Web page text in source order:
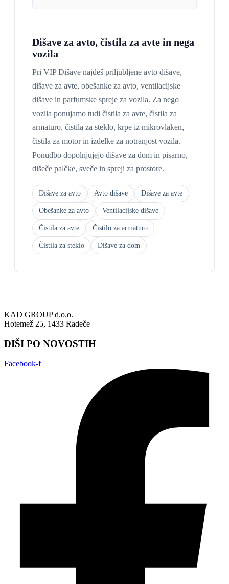
Dišave za avto, čistila za avte in nega
vozila
Pri VIP Dišave najdeš priljubljene avto dišave,
dišave za avte, obešanke za avto, ventilacijske
dišave in parfumske spreje za vozila. Za nego
vozila ponujamo tudi čistila za avte, čistila za
armaturo, čistila za steklo, krpe iz mikrovlaken,
čistila za motor in izdelke za notranjost vozila.
Ponudbo dopolnjujejo dišave za dom in pisarno,
dišeče palčke, sveče in spreji za prostore.
Dišave za avto Avto dišave Dišave za avte
Obešanke za avto Ventilacijske dišave
Čistila za avte Čistilo za armaturo
Čistila za steklo Dišave za dom
KAD GROUP d.o.o.
Hotemež 25, 1433 Radeče
DIŠI PO NOVOSTIH
Facebook-f